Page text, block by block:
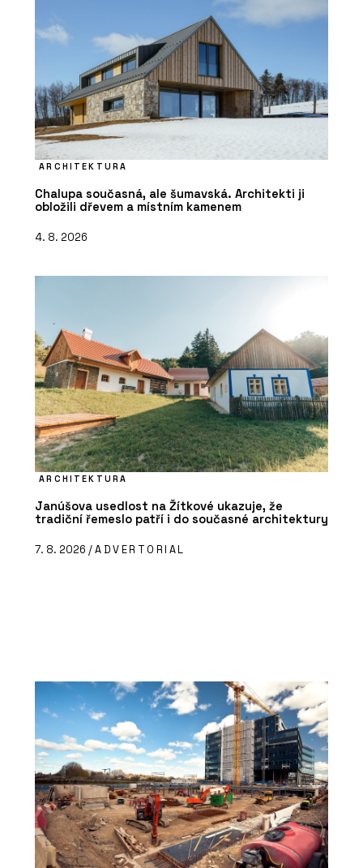
ARCHITEKTURA
Chalupa současná, ale šumavská. Architekti ji
obložili dřevem a místním kamenem
4. 8. 2026
ARCHITEKTURA
Janúšova usedlost na Žítkové ukazuje, že
tradiční řemeslo patří i do současné architektury
7. 8. 2026 /ADVERTORIAL